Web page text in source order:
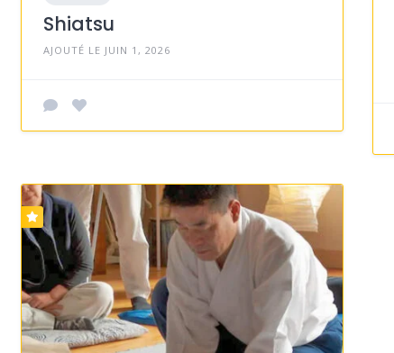
Shiatsu
AJOUTÉ LE JUIN 1, 2026